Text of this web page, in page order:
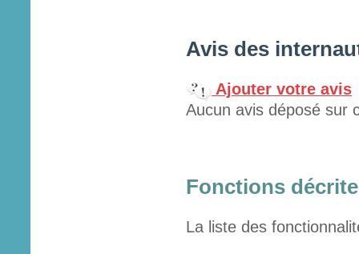
Avis des
Ajouter votre avis
Aucun avis déposé sur
Fonctions
La liste des